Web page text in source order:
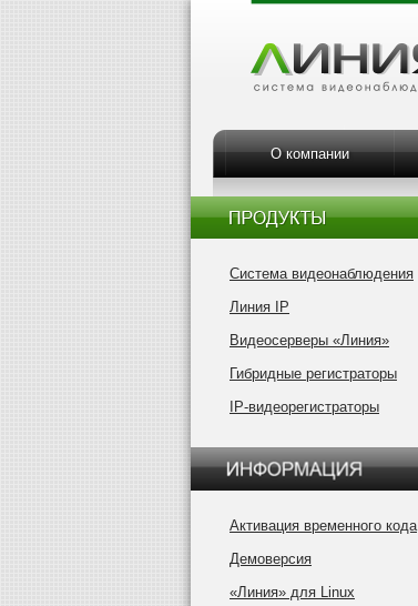
О компании
Система видеонаблюдения
Линия IP
Видеосерверы «Линия»
Гибридные регистраторы
IP-видеорегистраторы
Активация временного кода
Демоверсия
«Линия» для Linux